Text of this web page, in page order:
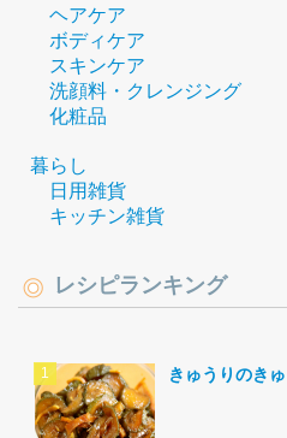
ヘアケア
ボディケア
スキンケア
洗顔料・クレンジング
化粧品
暮らし
日用雑貨
キッチン雑貨
レシピランキング
きゅうりのき